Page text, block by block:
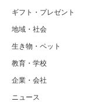
ギフト・プレゼント
地域・社会
生き物・ペット
教育・学校
企業・会社
ニュース